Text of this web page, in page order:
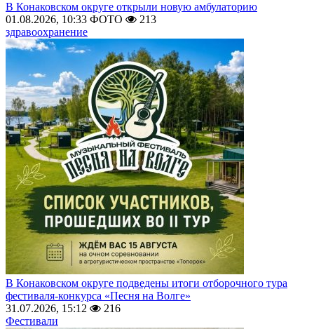
В Конаковском округе открыли новую амбулаторию
01.08.2026, 10:33 ФОТО
213
здравоохранение
В Конаковском округе подведены итоги отборочного тура
фестиваля-конкурса «Песня на Волге»
31.07.2026, 15:12
216
Фестивали